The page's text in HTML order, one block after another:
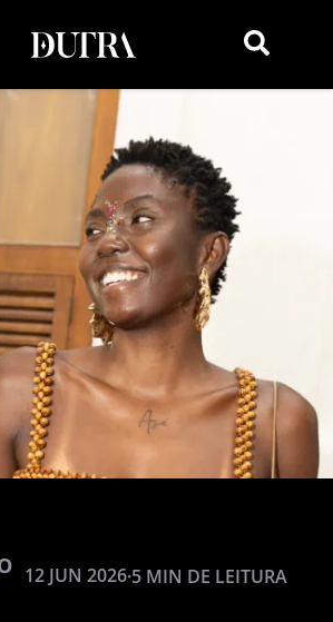
12 JUN 2026·5 MIN DE LEITURA